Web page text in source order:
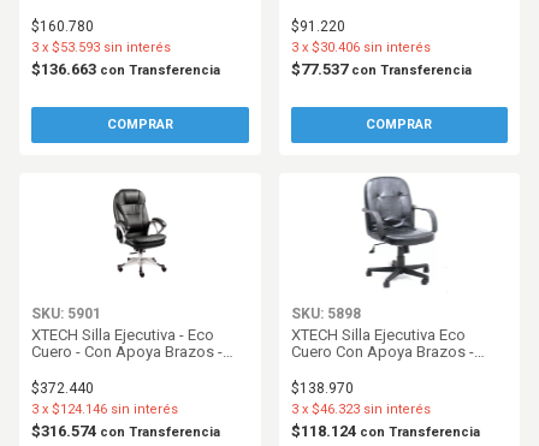
$160.780
$136.663 con Transferencia
3 x $53.593 sin interés
$91.220
$77.537 con Transferencia
3 x $30.406 sin interés
SKU: 5901
XTECH Silla Ejecutiva - Eco
Cuero - Con Apoya Brazos -
$372.440
$316.574 con Transferencia
3 x $124.146 sin interés
SKU: 5898
XTECH Silla Ejecutiva Eco
Cuero Con Apoya Brazos -
$138.970
$118.124 con Transferencia
3 x $46.323 sin interés